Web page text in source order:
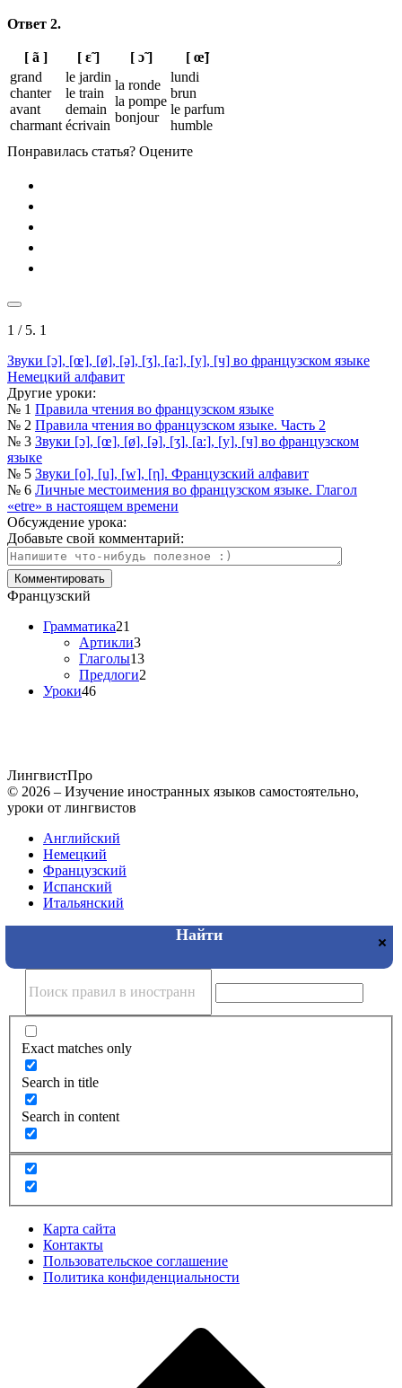
Ответ 2.
[ ã ] [ ɛ̃ ] [ ɔ̃ ]
[ œ̃]
grand
chanter
avant
charmant
le jardin
le train
demain
écrivain
la ronde
la pompe
bonjour
lundi
brun
le parfum
humble
Понравилась статья? Оцените
1 / 5. 1
Звуки [ɔ], [œ], [ø], [ə], [ʒ], [а:], [y], [ч] во французском языке
Немецкий алфавит
Другие уроки:
№ 1 Правила чтения во французском языке
№ 2 Правила чтения во французском языке. Часть 2
№ 3 Звуки [ɔ], [œ], [ø], [ə], [ʒ], [а:], [y], [ч] во французском
языке
№ 5 Звуки [о], [u], [w], [η]. Французский алфавит
№ 6 Личные местоимения во французском языке. Глагол
«etre» в настоящем времени
Обсуждение урока:
Добавьте свой комментарий:
Французский
Грамматика21
Артикли3
Глаголы13
Предлоги2
Уроки46
ЛингвистПро
© 2026 – Изучение иностранных языков самостоятельно,
уроки от лингвистов
Английский
Немецкий
Французский
Испанский
Итальянский
Exact matches only
Search in title
Search in content
Карта сайта
Контакты
Пользовательское соглашение
Политика конфиденциальности